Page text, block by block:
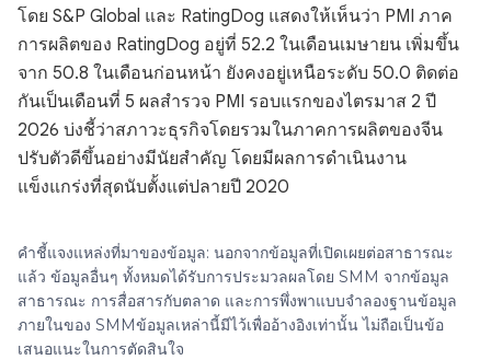
โดย S&P Global และ RatingDog แสดงให้เห็นว่า PMI ภาค
การผลิตของ RatingDog อยู่ที่ 52.2 ในเดือนเมษายน เพิ่มขึ้น
จาก 50.8 ในเดือนก่อนหน้า ยังคงอยู่เหนือระดับ 50.0 ติดต่อ
กันเป็นเดือนที่ 5 ผลสำรวจ PMI รอบแรกของไตรมาส 2 ปี
2026 บ่งชี้ว่าสภาวะธุรกิจโดยรวมในภาคการผลิตของจีน
ปรับตัวดีขึ้นอย่างมีนัยสำคัญ โดยมีผลการดำเนินงาน
แข็งแกร่งที่สุดนับตั้งแต่ปลายปี 2020
คำชี้แจงแหล่งที่มาของข้อมูล: นอกจากข้อมูลที่เปิดเผยต่อสาธารณะ
แล้ว ข้อมูลอื่นๆ ทั้งหมดได้รับการประมวลผลโดย SMM จากข้อมูล
สาธารณะ การสื่อสารกับตลาด และการพึ่งพาแบบจำลองฐานข้อมูล
ภายในของ SMMข้อมูลเหล่านี้มีไว้เพื่ออ้างอิงเท่านั้น ไม่ถือเป็นข้อ
เสนอแนะในการตัดสินใจ